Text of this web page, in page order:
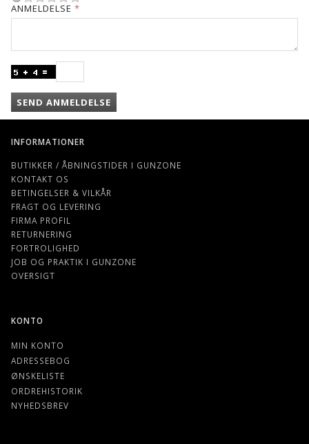
ANMELDELSE
SEND ANMELDELSE
INFORMATIONER
BUTIKKER / ÅBNINGSTIDER I GUNZONE
KONTAKT OS
BETINGELSER & VILKÅR
FRAGT OG LEVERING
FIRMA PROFIL
RETURNERING
FORTROLIGHED
JOB OG PRAKTIK I GUNZONE
OVERSIGT
KONTO
MIN KONTO
ADRESSEBOG
ØNSKELISTE
ORDREHISTORIK
NYHEDSBREV